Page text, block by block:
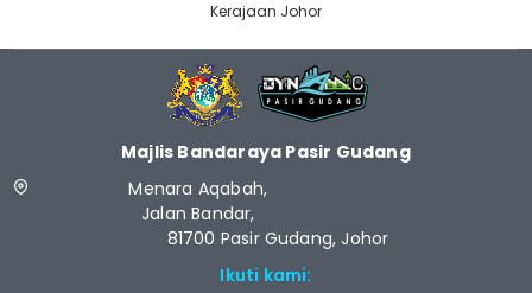
Kerajaan Johor
Majlis Bandaraya Pasir Gudang
Menara Aqabah,
Jalan Bandar,
81700 Pasir Gudang, Johor
Ikuti kami: